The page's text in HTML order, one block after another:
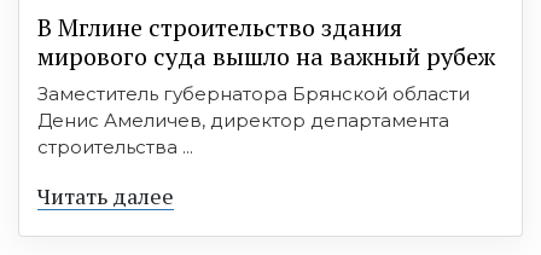
В Мглине строительство здания
мирового суда вышло на важный рубеж
Заместитель губернатора Брянской области
Денис Амеличев, директор департамента
строительства ...
Читать далее